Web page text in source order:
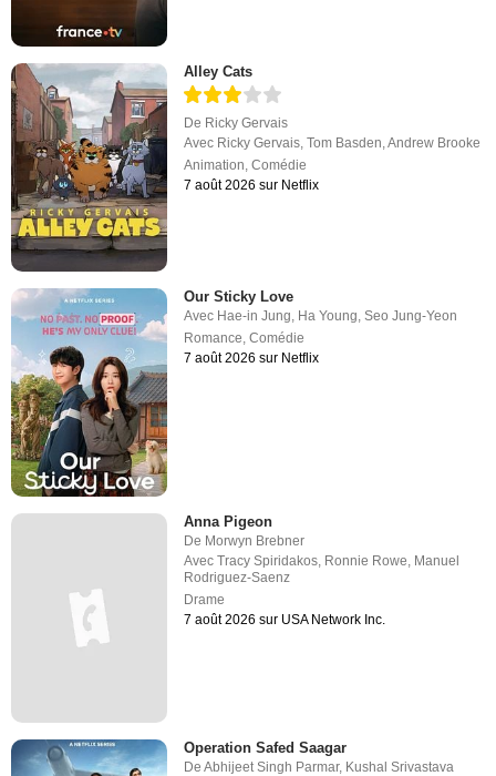
Alley Cats
De Ricky Gervais
Avec Ricky Gervais ,Tom Basden ,Andrew Brooke
Animation ,Comédie
7 août 2026 sur Netflix
Our Sticky Love
Avec Hae-in Jung, Ha Young,Seo Jung-Yeon
Romance,Comédie
7 août 2026 sur Netflix
Anna Pigeon
De Morwyn Brebner
AvecTracy Spiridakos, Ronnie Rowe, Manuel
Rodriguez-Saenz
Drame
7 août 2026 sur USA Network Inc.
Operation Safed Saagar
DeAbhijeet Singh Parmar, Kushal Srivastava